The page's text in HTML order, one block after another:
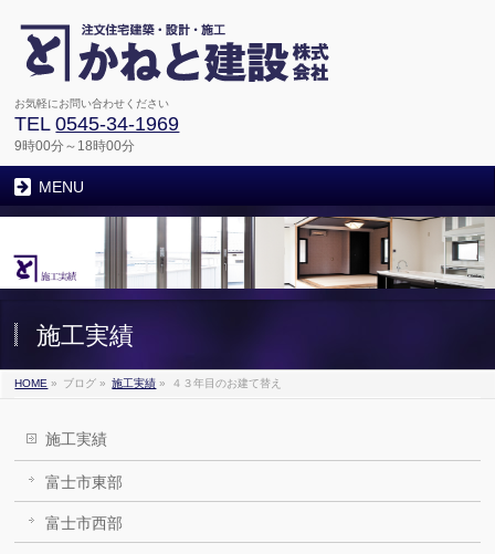
お気軽にお問い合わせください
TEL0545-34-1969
9時00分～18時00分
MENU
施工実績
HOME » ブログ » 施工実績 » ４３年目のお建て替え
施工実績
富士市東部
富士市西部